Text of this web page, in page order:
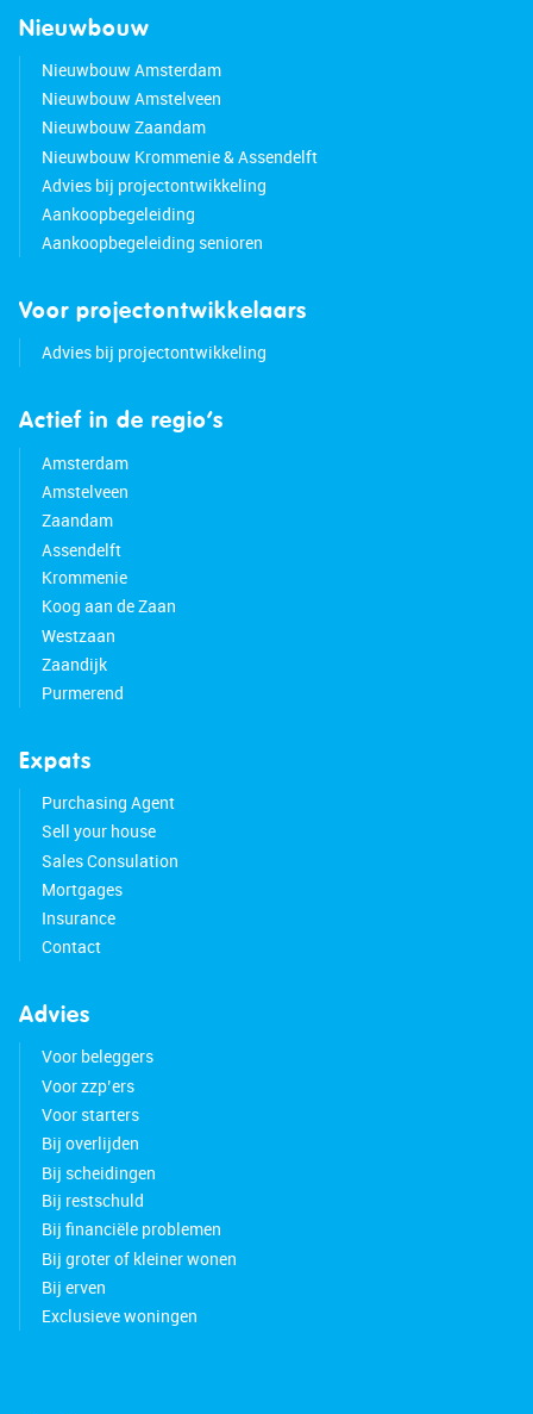
Nieuwbouw
Nieuwbouw Amsterdam
Nieuwbouw Amstelveen
Nieuwbouw Zaandam
Nieuwbouw Krommenie & Assendelft
Advies bij projectontwikkeling
Aankoopbegeleiding
Aankoopbegeleiding senioren
Voor projectontwikkelaars
Advies bij projectontwikkeling
Actief in de regio’s
Amsterdam
Amstelveen
Zaandam
Assendelft
Krommenie
Koog aan de Zaan
Westzaan
Zaandijk
Purmerend
Expats
Purchasing Agent
Sell your house
Sales Consulation
Mortgages
Insurance
Contact
Advies
Voor beleggers
Voor zzp’ers
Voor starters
Bij overlijden
Bij scheidingen
Bij restschuld
Bij financiële problemen
Bij groter of kleiner wonen
Bij erven
Exclusieve woningen